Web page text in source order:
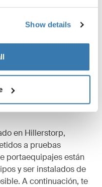
Show details
en Hillerstorp,
a pruebas
portaequipajes están
y ser instalados de
A continuación, te